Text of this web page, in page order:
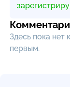
Здесь пока
первым.